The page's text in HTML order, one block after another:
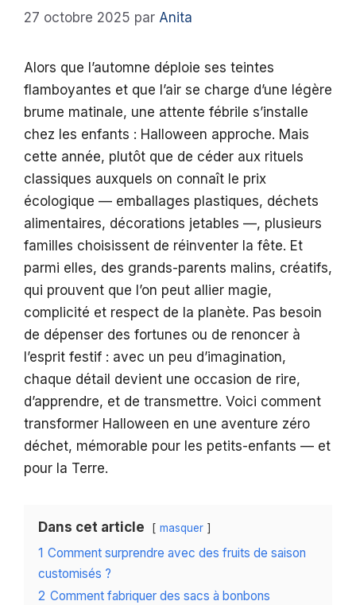
27 octobre 2025 par Anita
Alors que l’automne déploie ses teintes
flamboyantes et que l’air se charge d’une légère
brume matinale, une attente fébrile s’installe
chez les enfants : Halloween approche. Mais
cette année, plutôt que de céder aux rituels
classiques auxquels on connaît le prix
écologique — emballages plastiques, déchets
alimentaires, décorations jetables —, plusieurs
familles choisissent de réinventer la fête. Et
parmi elles, des grands-parents malins, créatifs,
qui prouvent que l’on peut allier magie,
complicité et respect de la planète. Pas besoin
de dépenser des fortunes ou de renoncer à
l’esprit festif : avec un peu d’imagination,
chaque détail devient une occasion de rire,
d’apprendre, et de transmettre. Voici comment
transformer Halloween en une aventure zéro
déchet, mémorable pour les petits-enfants — et
pour la Terre.
Dans cet article masquer
1 Comment surprendre avec des fruits de saison
customisés ?
2 Comment fabriquer des sacs à bonbons